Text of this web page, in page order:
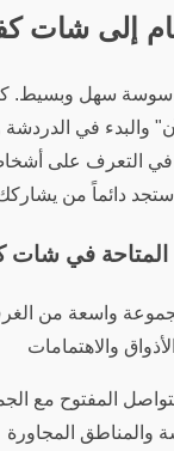
إلى شات
سوسة سهل وبسيط.
والبدء في
التعرف على
المتاحة في
واسعة من
المفتوح مع